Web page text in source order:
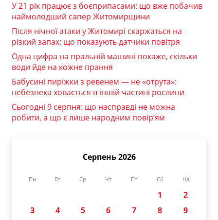
У 21 рік працює з боєприпасами: що вже побачив
наймолодший сапер Житомирщини
Після нічної атаки у Житомирі скаржаться на
різкий запах: що показують датчики повітря
Одна цифра на пральній машині покаже, скільки
води йде на кожне прання
Бабусині пиріжки з ревенем — не «отрута»:
небезпека ховається в іншій частині рослини
Сьогодні 9 серпня: що насправді не можна
робити, а що є лише народним повір’ям
Серпень 2026
Пн Вт Ср Чт Пт Сб Нд
1
2
3
4 5 6 7 8
9